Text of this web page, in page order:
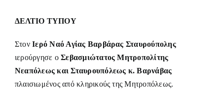
ΔΕΛΤΙΟ ΤΥΠΟΥ
ΣτονΙερό Ναό Αγίας Βαρβάρας Σταυρούπολης
ιερούργησε οΣεβασμιώτατος Μητροπολίτης
Νεαπόλεως και Σταυρουπόλεως κ. Βαρνάβας
πλαισιωμένος από κληρικούς της Μητροπόλεως.